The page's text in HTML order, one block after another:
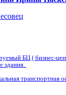
БЦ ( бизнес-
здания.
транспортная